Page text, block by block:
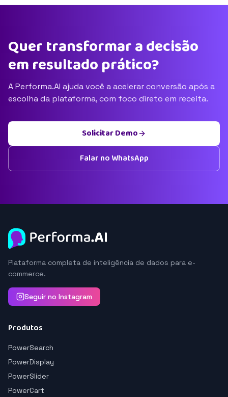
Quer transformar a decisão
em resultado prático?
A Performa.AI ajuda você a acelerar conversão após a
escolha da plataforma, com foco direto em receita.
Solicitar Demo
Falar no WhatsApp
Plataforma completa de inteligência de dados para e-
commerce.
Seguir no Instagram
Produtos
PowerSearch
PowerDisplay
PowerSlider
PowerCart